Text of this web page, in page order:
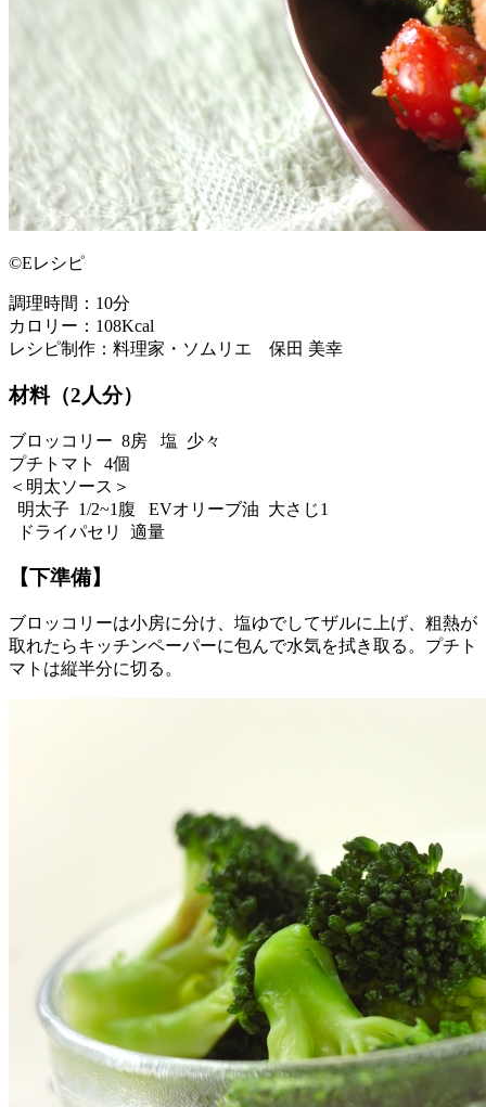
©Eレシピ
調理時間：10分
カロリー：108Kcal
レシピ制作：料理家・ソムリエ 保田 美幸
材料（2人分）
ブロッコリー 8房 塩 少々
プチトマト 4個
＜明太ソース＞
明太子 1/2~1腹 EVオリーブ油 大さじ1
ドライパセリ 適量
【下準備】
ブロッコリーは小房に分け、塩ゆでしてザルに上げ、粗熱が
取れたらキッチンペーパーに包んで水気を拭き取る。プチト
マトは縦半分に切る。